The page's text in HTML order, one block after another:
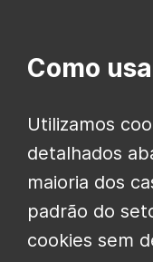
Como
Utilizamos
detalhados
maioria dos
padrão do
cookies sem